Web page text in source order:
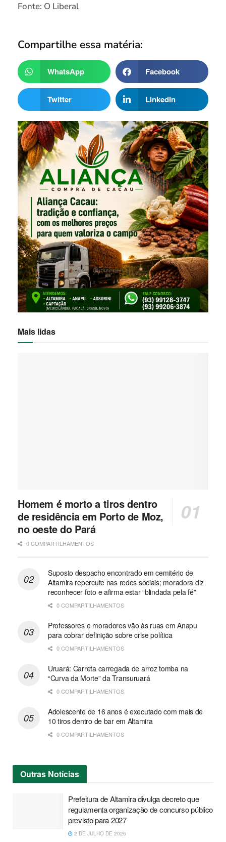
Fonte: O Liberal
Compartilhe essa matéria:
WhatsApp Facebook
Twitter LinkedIn
Mais lidas
Homem é morto a tiros dentro
de residência em Porto de Moz,
no oeste do Pará
0 COMPARTILHAMENTOS
Suposto despacho encontrado em cemitério de
Altamira repercute nas redes sociais; moradora diz
reconhecer foto e afirma estar “blindada pela fé”
0 COMPARTILHAMENTOS
Professores e moradores vão às ruas em Anapu
para cobrar definição sobre crise política
0 COMPARTILHAMENTOS
Uruará: Carreta carregada de arroz tomba na
“Curva da Morte” da Transuruará
0 COMPARTILHAMENTOS
Adolescente de 16 anos é executado com mais de
10 tiros dentro de bar em Altamira
0 COMPARTILHAMENTOS
Outras Notícias
Prefeitura de Altamira divulga decreto que
regulamenta organização de concurso público
previsto para 2027
2 DE JULHO DE 2026